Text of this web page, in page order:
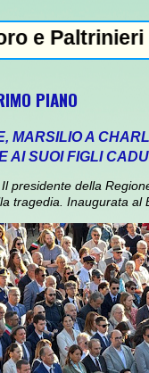
PIANO
MARSILIO A
AI SUOI FIGLI
presidente della
tragedia. Inaugurata al